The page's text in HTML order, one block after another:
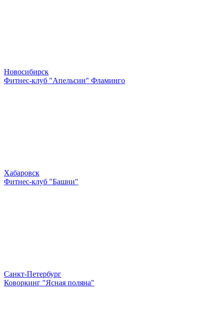
Новосибирск
Фитнес-клуб "Апельсин" Фламинго
Хабаровск
Фитнес-клуб "Башни"
Санкт-Петербург
Коворкинг "Ясная поляна"